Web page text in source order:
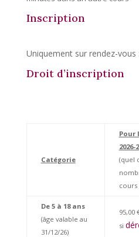
Inscription
Uniquement sur rendez-vous :
Droit d’inscription
Catégorie
Pour
2026-
(quel
cours
De 5 à 18 ans
(âge valable au
31/12/26)
95,00
si